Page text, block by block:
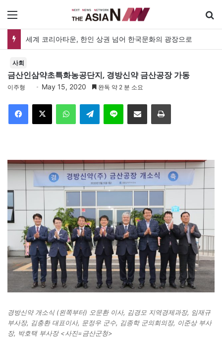
세계 코리아타운, 한인 상권 넘어 한국문화의 광장으로
사회
금산인삼약초특화농공단지, 경방신약 금산공장 가동
이주형 May 15, 2020 완독 약 2 분 소요
Telegram 이메일
경방신약 개소식 (왼쪽부터) 오문환 이사, 김경모 지역경제과장, 임재규
부사장, 김충환 대표이사, 문정우 군수, 김종학 군의회의장, 이준상 부사
장, 박호택 부사장 <사진=금산군청>